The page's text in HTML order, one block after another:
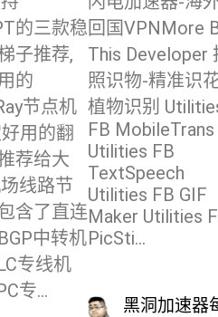
的三款稳
子推荐,
的
节点机
用的翻
荐给大
线路节
含了直连
中转机
专线机
专...
回国VPNMore
This Developer
照识物-精准识
植物识别
FB MobileTrans
Utilities FB
TextSpeech
Utilities FB GIF
Maker Utilities
PicSti...
黑洞加速器